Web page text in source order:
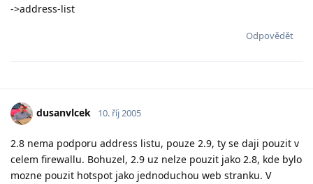
->address-list
Odpovědět
dusanvlcek 10. říj 2005
2.8 nema podporu address listu, pouze 2.9, ty se daji pouzit v
celem firewallu. Bohuzel, 2.9 uz nelze pouzit jako 2.8, kde bylo
mozne pouzit hotspot jako jednoduchou web stranku. V